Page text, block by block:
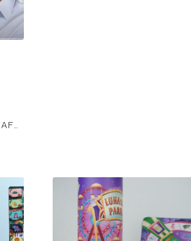
https://youtu.be/SVqbz1ZAF4M